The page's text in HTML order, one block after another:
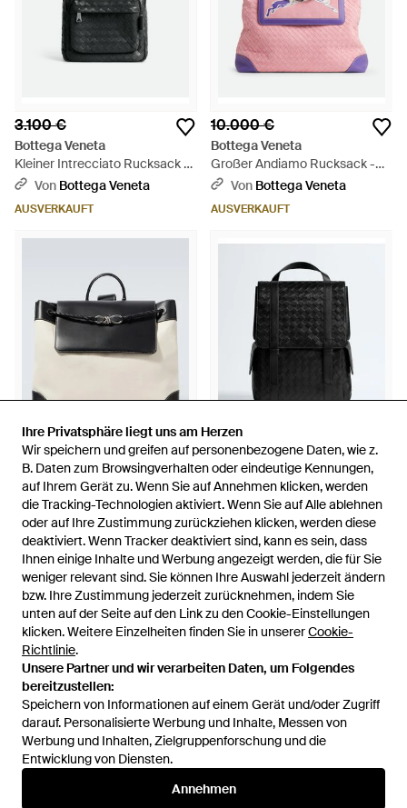
Ihre Privatsphäre liegt uns am Herzen
Wir speichern und greifen auf personenbezogene Daten, wie z.
B. Daten zum Browsingverhalten oder eindeutige Kennungen,
auf Ihrem Gerät zu. Wenn Sie auf Annehmen klicken, werden
die Tracking-Technologien aktiviert. Wenn Sie auf Alle ablehnen
oder auf Ihre Zustimmung zurückziehen klicken, werden diese
deaktiviert. Wenn Tracker deaktiviert sind, kann es sein, dass
Ihnen einige Inhalte und Werbung angezeigt werden, die für Sie
weniger relevant sind. Sie können Ihre Auswahl jederzeit ändern
bzw. Ihre Zustimmung jederzeit zurücknehmen, indem Sie
unten auf der Seite auf den Link zu den Cookie-Einstellungen
klicken. Weitere Einzelheiten finden Sie in unsererCookie-
Richtlinie.
Unsere Partner und wir verarbeiten Daten, um Folgendes
bereitzustellen:
Speichern von Informationen auf einem Gerät und/oder Zugriff
darauf. Personalisierte Werbung und Inhalte, Messen von
Werbung und Inhalten, Zielgruppenforschung und die
Entwicklung von Diensten.
Annehmen
Ihre Privatsphäre liegt uns am Herzen
Wir speichern und greifen auf personenbezogene Daten, wie z.
B. Daten zum Browsingverhalten oder eindeutige Kennungen,
auf Ihrem Gerät zu. Wenn Sie auf Annehmen klicken, werden
die Tracking-Technologien aktiviert. Wenn Sie auf Alle ablehnen
oder auf Ihre Zustimmung zurückziehen klicken, werden diese
deaktiviert. Wenn Tracker deaktiviert sind, kann es sein, dass
Ihnen einige Inhalte und Werbung angezeigt werden, die für Sie
weniger relevant sind. Sie können Ihre Auswahl jederzeit ändern
bzw. Ihre Zustimmung jederzeit zurücknehmen, indem Sie
unten auf der Seite auf den Link zu den Cookie-Einstellungen
klicken. Weitere Einzelheiten finden Sie in unsererCookie-
Richtlinie.
Unsere Partner und wir verarbeiten Daten, um Folgendes
bereitzustellen:
Speichern von Informationen auf einem Gerät und/oder Zugriff
darauf. Personalisierte Werbung und Inhalte, Messen von
Werbung und Inhalten, Zielgruppenforschung und die
Entwicklung von Diensten.
Annehmen
3.100 €
Bottega Veneta
Kleiner Intrecciato Rucksack -
Schwarz
Von Bottega Veneta
AUSVERKAUFT
10.000 €
Bottega Veneta
Großer Andiamo Rucksack -
PinkVon Bottega Veneta
AUSVERKAUFT
6.900 €
Bottega Veneta
Rucksack Andiamo Large Aus
Canvas Und Leder - Schwarz
VonMytheresa
AUSVERKAUFT
3.800 €
Bottega Veneta
Back-To-School Rucksack -
Schwarz
Von Bottega Veneta
AUSVERKAUFT
International